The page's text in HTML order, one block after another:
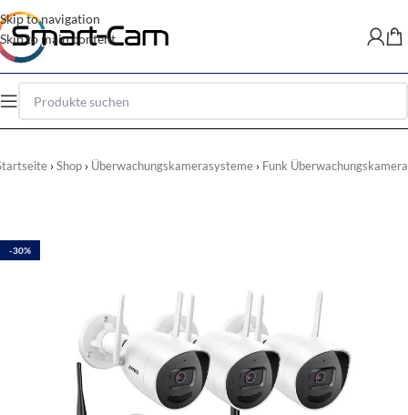
Skip to navigation
Skip to main content
Shop Überwachungskamerasysteme Funk Überwachungskamera
-30%